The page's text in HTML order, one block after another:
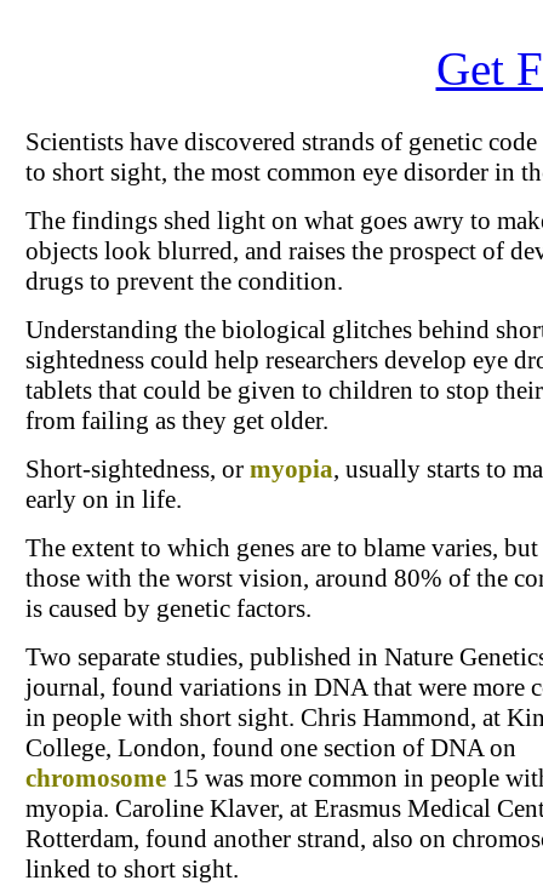
Get
Scientists have discovered strands of genetic
to short sight, the most common eye disorder in
The findings shed light on what goes awry to
objects look blurred, and raises the prospect of
drugs to prevent the condition.
Understanding the biological glitches behind
sightedness could help researchers develop eye
tablets that could be given to children to stop
from failing as they get older.
Short-sightedness, or myopia, usually starts to
early on in life.
The extent to which genes are to blame varies,
those with the worst vision, around 80% of the
is caused by genetic factors.
Two separate studies, published in Nature
journal, found variations in DNA that were more
in people with short sight. Chris Hammond, at
College, London, found one section of DNA on
chromosome 15 was more common in people
myopia. Caroline Klaver, at Erasmus Medical
Rotterdam, found another strand, also on
linked to short sight.